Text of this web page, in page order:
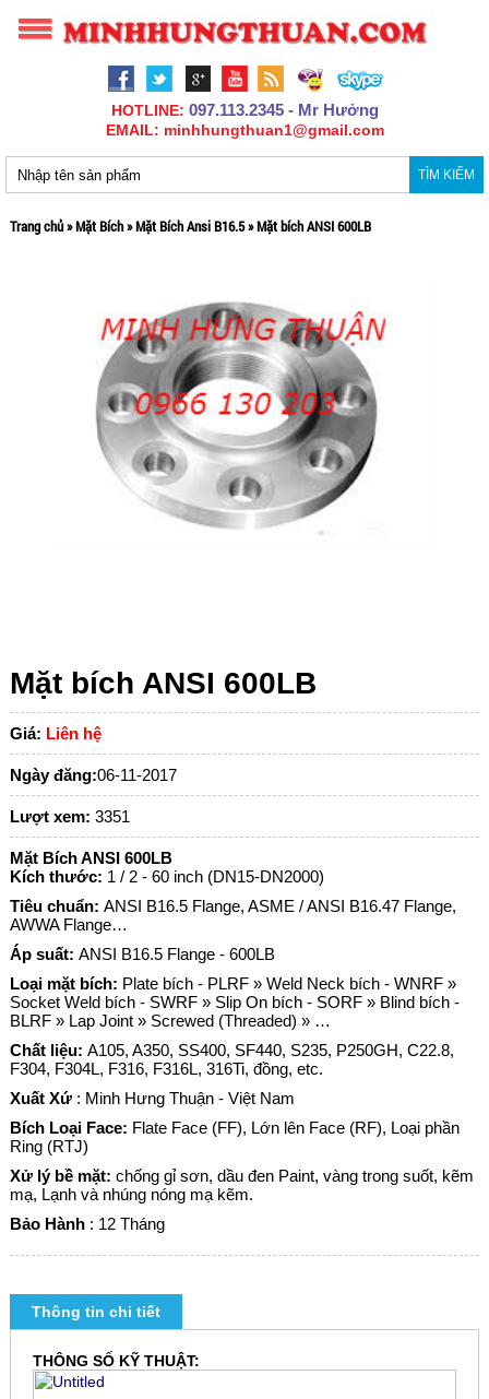
HOTLINE: 097.113.2345 - Mr Hưởng
EMAIL: minhhungthuan1@gmail.com
TÌM KIẾM
Trang chủ»Mặt Bích»Mặt Bích Ansi B16.5»Mặt bích ANSI 600LB
Mặt bích ANSI 600LB
Giá: Liên hệ
Ngày đăng:06-11-2017
Lượt xem: 3351
Mặt Bích ANSI 600LB
Kích thước: 1 / 2 - 60 inch (DN15-DN2000)
Tiêu chuẩn: ANSI B16.5 Flange, ASME / ANSI B16.47 Flange,
AWWA Flange…
Áp suất: ANSI B16.5 Flange - 600LB
Loại mặt bích: Plate bích - PLRF » Weld Neck bích - WNRF »
Socket Weld bích - SWRF » Slip On bích - SORF » Blind bích -
BLRF » Lap Joint » Screwed (Threaded) » …
Chất liệu: A105, A350, SS400, SF440, S235, P250GH, C22.8,
F304, F304L, F316, F316L, 316Ti, đồng, etc.
Xuất Xứ : Minh Hưng Thuận - Việt Nam
Bích Loại Face: Flate Face (FF), Lớn lên Face (RF), Loại phần
Ring (RTJ)
Xử lý bề mặt: chống gỉ sơn, dầu đen Paint, vàng trong suốt, kẽm
mạ, Lạnh và nhúng nóng mạ kẽm.
Bảo Hành : 12 Tháng
Thông tin chi tiết
THÔNG SỐ KỸ THUẬT: